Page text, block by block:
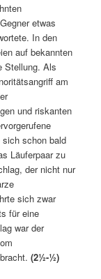
etwas
In den
auf bekannten
Stellung. Als
am
und riskanten
schon bald
Läuferpaar zu
der nicht nur
sich zwar
für eine
war der
(2½-½)